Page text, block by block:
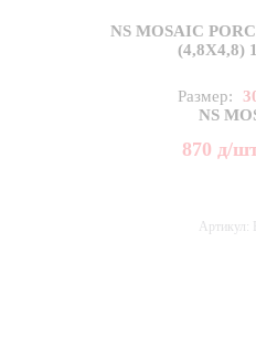
NS MOSAIC
(4,8X4,8)
Размер:
NS
870 д/
Артикул: